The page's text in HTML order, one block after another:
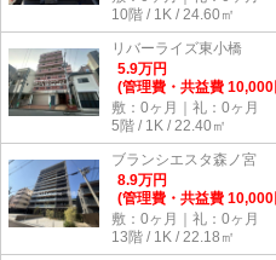
10階 / 1K / 24.60㎡
リバーライズ東小橋
5.9万円
(管理費・共益費
敷：0ヶ月｜礼：0ヶ月
5階 / 1K / 22.40㎡
ブランシエスタ森ノ宮
8.9万円
(管理費・共益費
敷：0ヶ月｜礼：0ヶ月
13階 / 1K / 22.18㎡